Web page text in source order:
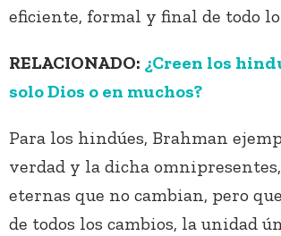
eficiente, formal y final de todo
RELACIONADO: ¿Creen los
solo Dios o en muchos?
Para los hindúes, Brahman
verdad y la dicha
eternas que no cambian, pero
de todos los cambios, la unidad